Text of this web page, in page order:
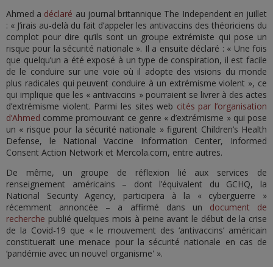
Ahmed a déclaré au journal britannique The Independent en juillet
: « J’irais au-delà du fait d’appeler les antivaccins des théoriciens du
complot pour dire qu’ils sont un groupe extrémiste qui pose un
risque pour la sécurité nationale ». Il a ensuite déclaré : « Une fois
que quelqu’un a été exposé à un type de conspiration, il est facile
de le conduire sur une voie où il adopte des visions du monde
plus radicales qui peuvent conduire à un extrémisme violent », ce
qui implique que les « antivaccins » pourraient se livrer à des actes
d’extrémisme violent. Parmi les sites web cités par l’organisation
d’Ahmed comme promouvant ce genre « d’extrémisme » qui pose
un « risque pour la sécurité nationale » figurent Children’s Health
Defense, le National Vaccine Information Center, Informed
Consent Action Network et Mercola.com, entre autres.
De même, un groupe de réflexion lié aux services de
renseignement américains – dont l’équivalent du GCHQ, la
National Security Agency, participera à la « cyberguerre »
récemment annoncée – a affirmé dans un document de
recherche publié quelques mois à peine avant le début de la crise
de la Covid-19 que « le mouvement des ‘antivaccins’ américain
constituerait une menace pour la sécurité nationale en cas de
‘pandémie avec un nouvel organisme' ».